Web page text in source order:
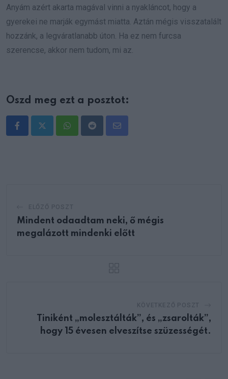
Anyám azért akarta magával vinni a nyakláncot, hogy a
gyerekei ne marják egymást miatta. Aztán mégis visszatalált
hozzánk, a legváratlanabb úton. Ha ez nem furcsa
szerencse, akkor nem tudom, mi az.
Oszd meg ezt a posztot:
WhatsappRedditShare
Mindent odaadtam neki, ő mégis
megalázott mindenki előtt
Tiniként „molesztálták”, és „zsarolták”,
hogy 15 évesen elveszítse szüzességét.